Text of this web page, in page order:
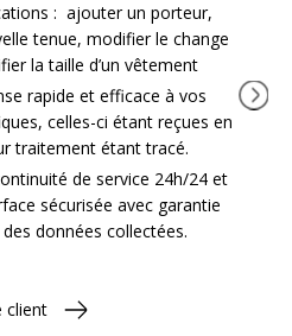
: ajouter un porteur,
tenue, modifier le change
la taille d’un vêtement
rapide et efficace à vos
celles-ci étant reçues en
traitement étant tracé.
de service 24h/24 et
sécurisée avec garantie
données collectées.
client